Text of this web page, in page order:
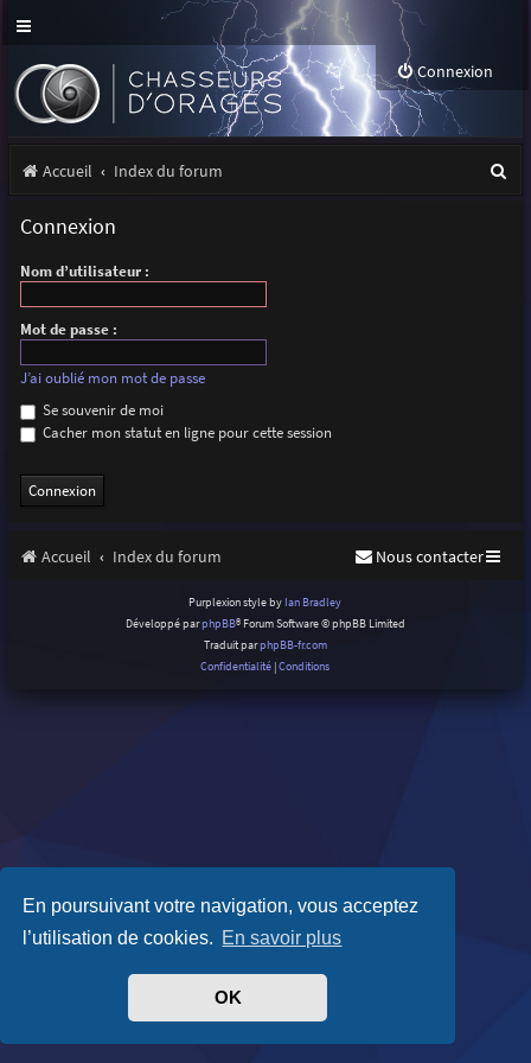
En poursuivant votre navigation, vous acceptez
l’utilisation de cookies. En savoir plus
OK
Connexion
Accueil Index du forum
Connexion
Nom d’utilisateur :
Mot de passe :
J’ai oublié mon mot de passe
Se souvenir de moi
Cacher mon statut en ligne pour cette session
Accueil Index du forum Nous contacter
Purplexion style by Ian Bradley
Développé parphpBB® Forum Software © phpBB Limited
Traduit parphpBB-fr.com
Confidentialité |Conditions